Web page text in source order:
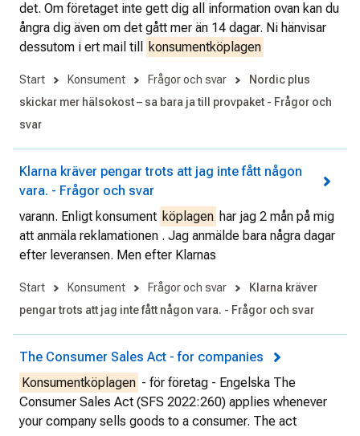
det. Om företaget inte gett dig all information ovan kan du
ångra dig även om det gått mer än 14 dagar. Ni hänvisar
dessutom i ert mail till
konsumentköplagen
Start Konsument Frågor och svar
Nordic plus
skickar mer hälsokost – sa bara ja till provpaket - Frågor och
svar
Klarna kräver pengar trots att jag inte fått någon
vara. - Frågor och svar
varann. Enligt konsument köplagen har jag 2 mån på mig
att anmäla reklamationen . Jag anmälde bara några dagar
efter leveransen. Men efter Klarnas
Start Konsument Frågor och svar
Klarna kräver
pengar trots att jag inte fått någon vara. - Frågor och svar
The Consumer Sales Act - for companies
Konsumentköplagen - för företag - Engelska The
Consumer Sales Act (SFS 2022:260) applies whenever
your company sells goods to a consumer. The act